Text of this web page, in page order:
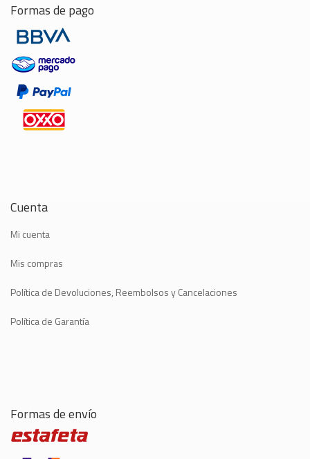
Formas de pago
Cuenta
Mi cuenta
Mis compras
Política de Devoluciones, Reembolsos y Cancelaciones
Política de Garantía
Formas de envío